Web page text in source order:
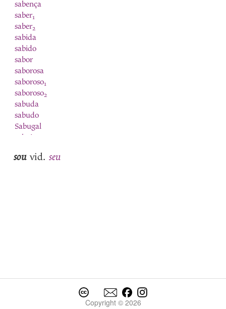
sabença
saber1
saber2
sabida
sabido
sabor
saborosa
saboroso1
saboroso2
sabuda
sabudo
Sabugal
sabujo
saco
saiva
souvid.seu
Copyright © 2026